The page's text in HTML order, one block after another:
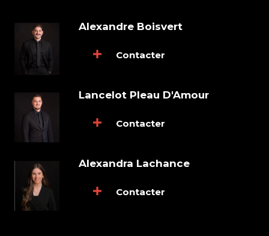
Alexandre Boisvert
Contacter
Lancelot Pleau D'Amour
Contacter
Alexandra Lachance
Contacter